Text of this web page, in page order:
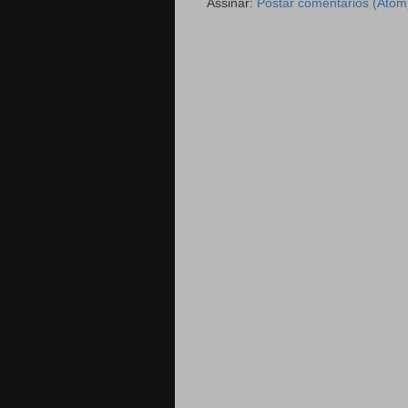
Assinar: Postar comentários